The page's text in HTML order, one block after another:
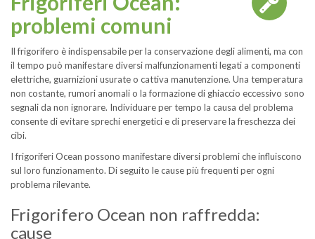
problemi comuni
Il frigorifero è indispensabile per la conservazione degli alimenti, ma con
il tempo può manifestare diversi malfunzionamenti legati a componenti
elettriche, guarnizioni usurate o cattiva manutenzione. Una temperatura
non costante, rumori anomali o la formazione di ghiaccio eccessivo sono
segnali da non ignorare. Individuare per tempo la causa del problema
consente di evitare sprechi energetici e di preservare la freschezza dei
cibi.
I frigoriferi Ocean possono manifestare diversi problemi che influiscono
sul loro funzionamento. Di seguito le cause più frequenti per ogni
problema rilevante.
Frigorifero Ocean non raffredda:
cause